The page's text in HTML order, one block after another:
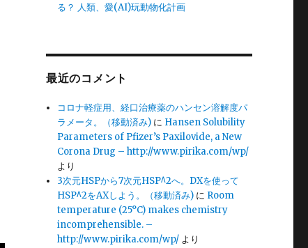
る？ 人類、愛(AI)玩動物化計画
最近のコメント
コロナ軽症用、経口治療薬のハンセン溶解度パ
ラメータ。（移動済み) に Hansen Solubility
Parameters of Pfizer’s Paxilovide, a New
Corona Drug – http://www.pirika.com/wp/
より
3次元HSPから7次元HSP^2へ。DXを使って
HSP^2をAXしよう。（移動済み) に Room
temperature (25°C) makes chemistry
incomprehensible. –
http://www.pirika.com/wp/ より